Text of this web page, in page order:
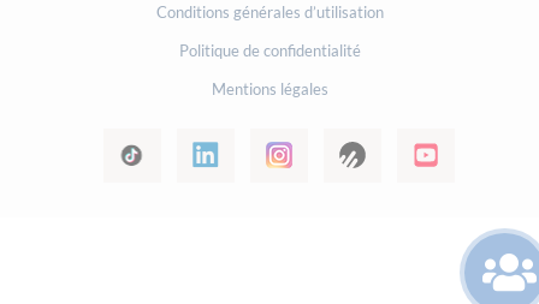
Conditions générales d’utilisation
Politique de confidentialité
Mentions légales